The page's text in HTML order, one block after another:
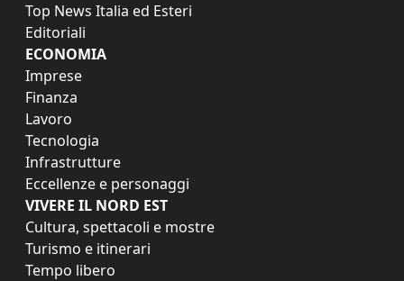
Top News Italia ed Esteri
Editoriali
ECONOMIA
Imprese
Finanza
Lavoro
Tecnologia
Infrastrutture
Eccellenze e personaggi
VIVERE IL NORD EST
Cultura, spettacoli e mostre
Turismo e itinerari
Tempo libero